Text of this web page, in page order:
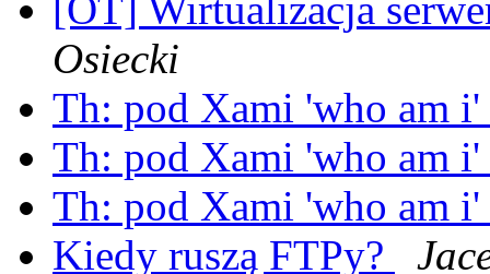
[OT] Wirtualizacja
Osiecki
Th: pod Xami 'who am
Th: pod Xami 'who am
Th: pod Xami 'who am
Kiedy ruszą FTPy?